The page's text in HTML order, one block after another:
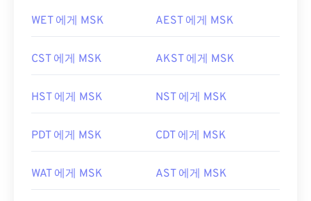
WET 에게 MSK AEST 에게 MSK
CST 에게 MSK AKST 에게 MSK
HST 에게 MSK NST 에게 MSK
PDT 에게 MSK CDT 에게 MSK
WAT 에게 MSK AST 에게 MSK